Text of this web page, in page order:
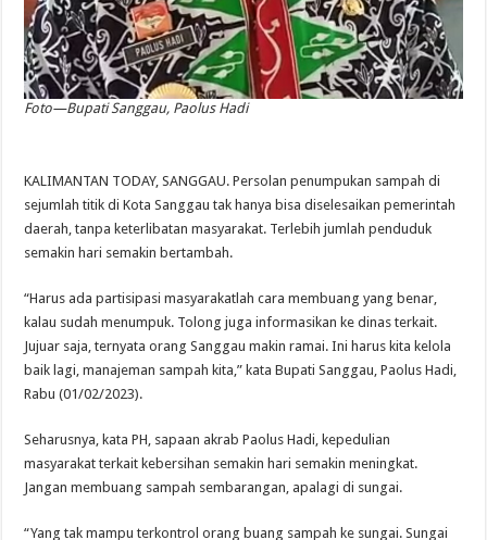
Foto—Bupati Sanggau, Paolus Hadi
KALIMANTAN TODAY, SANGGAU. Persolan penumpukan sampah di
sejumlah titik di Kota Sanggau tak hanya bisa diselesaikan pemerintah
daerah, tanpa keterlibatan masyarakat. Terlebih jumlah penduduk
semakin hari semakin bertambah.
“Harus ada partisipasi masyarakatlah cara membuang yang benar,
kalau sudah menumpuk. Tolong juga informasikan ke dinas terkait.
Jujuar saja, ternyata orang Sanggau makin ramai. Ini harus kita kelola
baik lagi, manajeman sampah kita,” kata Bupati Sanggau, Paolus Hadi,
Rabu (01/02/2023).
Seharusnya, kata PH, sapaan akrab Paolus Hadi, kepedulian
masyarakat terkait kebersihan semakin hari semakin meningkat.
Jangan membuang sampah sembarangan, apalagi di sungai.
“Yang tak mampu terkontrol orang buang sampah ke sungai. Sungai